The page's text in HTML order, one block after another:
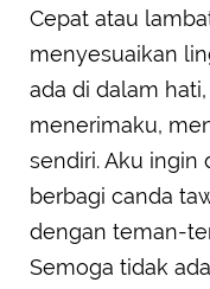
Cepat atau
menyesuaikan
ada di dalam
menerimaku,
sendiri. Aku ingin
berbagi canda
dengan teman-
Semoga tidak